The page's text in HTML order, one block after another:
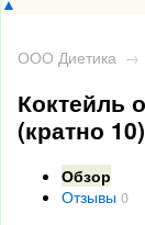
ООО Диетика →
Коктейль
(кратно 10)
Обзор
Отзывы 0